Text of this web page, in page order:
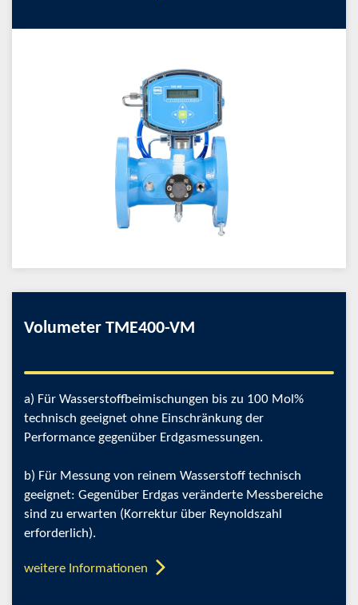
Volumeter TME400-VM
a) Für Wasserstoffbeimischungen bis zu 100 Mol%
technisch geeignet ohne Einschränkung der
Performance gegenüber Erdgasmessungen.
b) Für Messung von reinem Wasserstoff technisch
geeignet: Gegenüber Erdgas veränderte Messbereiche
sind zu erwarten (Korrektur über Reynoldszahl
erforderlich).
weitere Informationen